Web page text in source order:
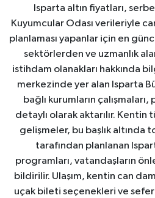
Isparta altın fiyatları,
Kuyumcular Odası verileriyle
planlaması yapanlar için en
sektörlerden ve uzmanlık
istihdam olanakları hakkında
merkezinde yer alan Isparta
bağlı kurumların
detaylı olarak aktarılır.
gelişmeler, bu başlık altında
tarafından planlanan
programları, vatandaşların
bildirilir. Ulaşım, kentin can
uçak bileti seçenekleri ve